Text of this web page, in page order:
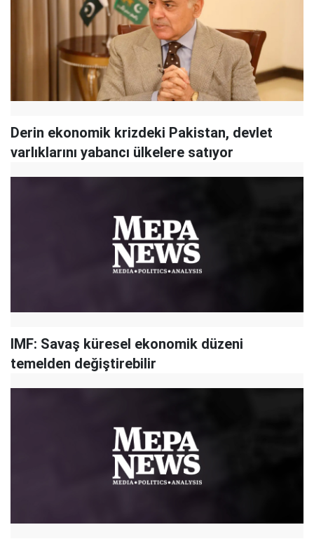
Derin ekonomik krizdeki Pakistan, devlet
varlıklarını yabancı ülkelere satıyor
IMF: Savaş küresel ekonomik düzeni
temelden değiştirebilir